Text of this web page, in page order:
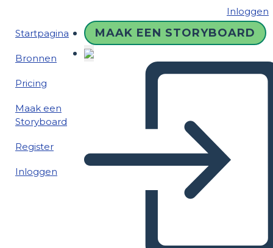
Inloggen
Startpagina
Bronnen
Pricing
Maak een
Storyboard
Register
Inloggen
MAAK EEN STORYBOARD